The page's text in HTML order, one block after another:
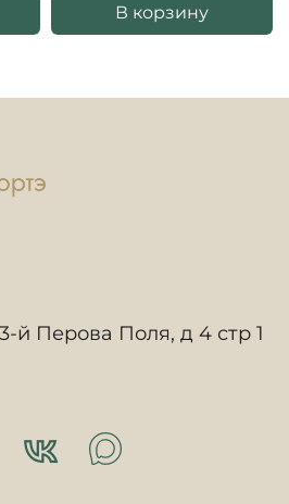
В корзину
й Перова Поля, д 4 стр 1